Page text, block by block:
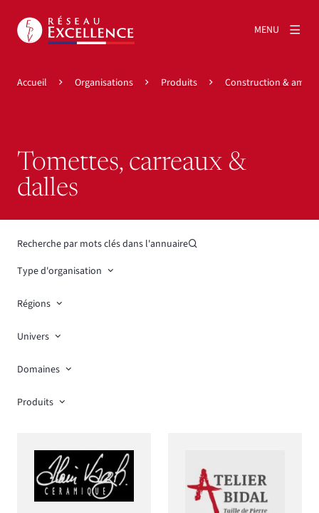
MENU
Accueil Organisations Produits Construction &
Tomettes, carreaux &
dalles
Recherche par mots clés dans l'annuaire
Type d'organisation
Régions
Univers
Domaines
Produits